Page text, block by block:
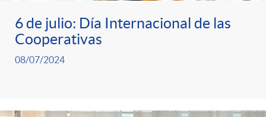
6 de julio: Día Internacional de las
Cooperativas
08/07/2024